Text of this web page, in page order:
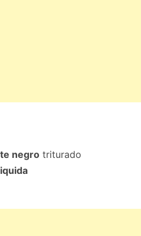
negro triturado